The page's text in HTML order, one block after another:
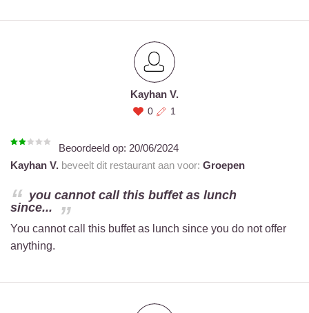
Kayhan V.
0 1
Beoordeeld op: 20/06/2024
Kayhan V. beveelt dit restaurant aan voor: Groepen
you cannot call this buffet as lunch
since...
You cannot call this buffet as lunch since you do not offer
anything.